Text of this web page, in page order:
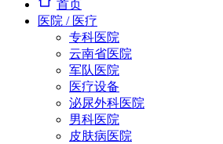
首页
医院 / 医疗
专科医院
云南省医院
军队医院
医疗设备
泌尿外科医院
男科医院
皮肤病医院